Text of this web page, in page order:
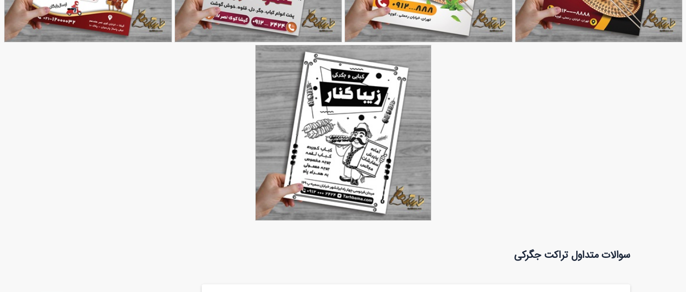
تومان
90,000
دانلود طرح تراکت جگرکی
37
سوالات متداول تراکت جگرکی